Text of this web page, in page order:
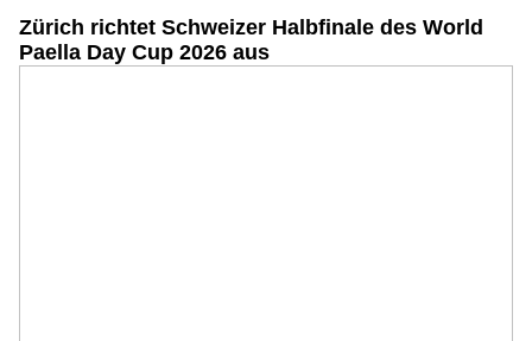
Zürich richtet Schweizer Halbfinale des World
Paella Day Cup 2026 aus